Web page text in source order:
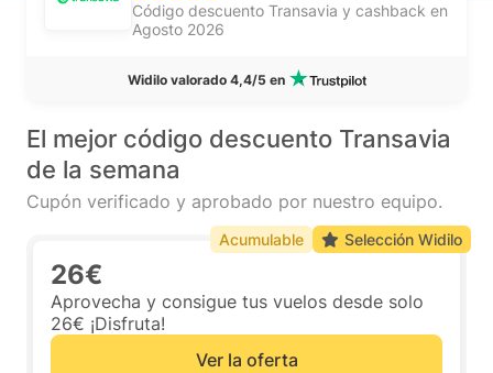
Código descuento Transavia y cashback en
Agosto 2026
Widilo valorado 4,4/5 en
El mejor código descuento Transavia
de la semana
Cupón verificado y aprobado por nuestro equipo.
26€
Aprovecha y consigue tus vuelos desde solo
26€ ¡Disfruta!
Ver la oferta
Acumulable Selección Widilo